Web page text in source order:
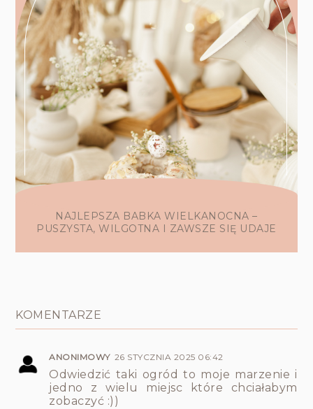
NAJLEPSZA BABKA WIELKANOCNA –
PUSZYSTA, WILGOTNA I ZAWSZE SIĘ UDAJE
KOMENTARZE
ANONIMOWY 26 STYCZNIA 2025 06:42
Odwiedzić taki ogród to moje marzenie i
jedno z wielu miejsc które chciałabym
zobaczyć :))